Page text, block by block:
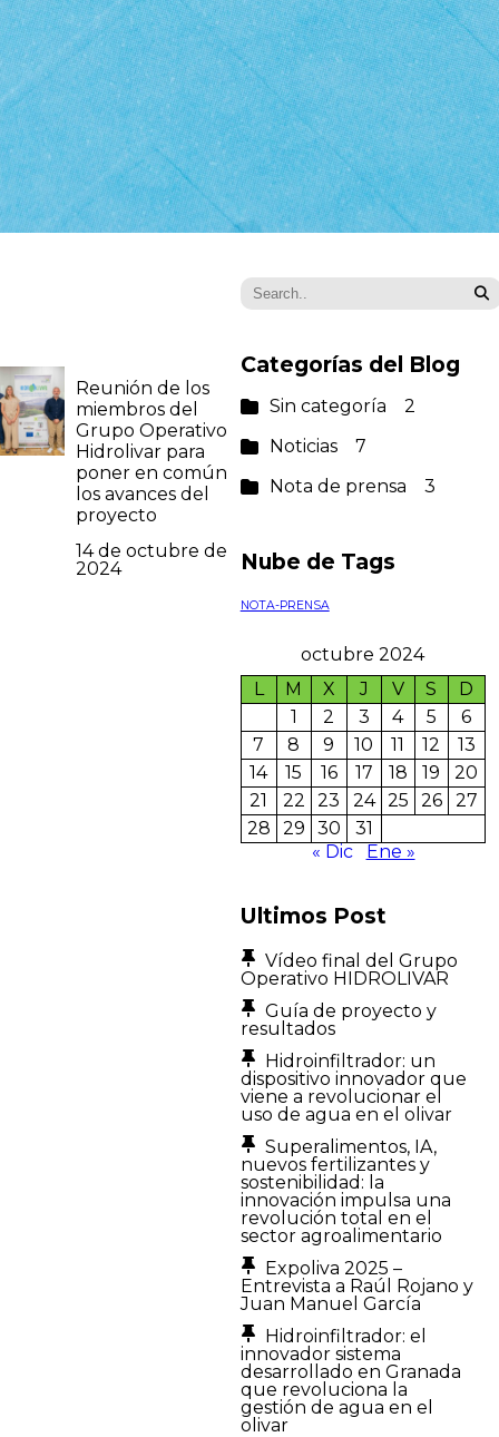
Reunión de los
miembros del
Grupo Operativo
Hidrolivar para
poner en común
los avances del
proyecto
14 de octubre de
2024
Categorías del Blog
Sin categoría 2
Noticias 7
Nota de prensa 3
Nube de Tags
NOTA-PRENSA
octubre 2024
L
M X J V S
D
1
2 3 4 5
6
7
8 9 10 11 12
13
14
15 16 17 18 19
20
21
22 23 24 25 26
27
28
29 30
31
« Dic
Ene »
Ultimos Post
Vídeo final del Grupo
Operativo HIDROLIVAR
Guía de proyecto y
resultados
Hidroinfiltrador: un
dispositivo innovador que
viene a revolucionar el
uso de agua en el olivar
Superalimentos, IA,
nuevos fertilizantes y
sostenibilidad: la
innovación impulsa una
revolución total en el
sector agroalimentario
Expoliva 2025 –
Entrevista a Raúl Rojano y
Juan Manuel García
Hidroinfiltrador: el
innovador sistema
desarrollado en Granada
que revoluciona la
gestión de agua en el
olivar